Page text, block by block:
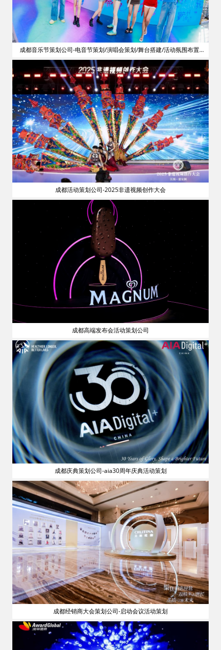
成都音乐节策划公司-电音节策划/演唱会策划/舞台搭建/活动氛围布置/
明星艺人网红邀请
成都活动策划公司-2025非遗视频创作大会
成都高端发布会活动策划公司
成都庆典策划公司-aia30周年庆典活动策划
成都经销商大会策划公司-启动会议活动策划